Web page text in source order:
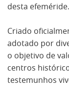
desta efeméride.
Criado
adotado por
o objetivo de
centros
testemunhos